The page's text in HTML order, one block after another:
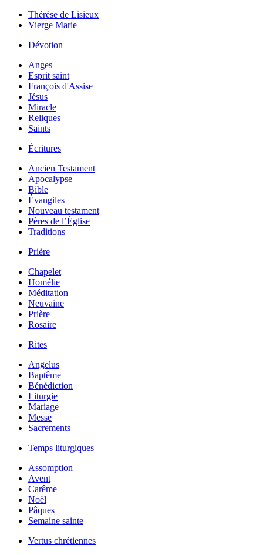
Thérèse de Lisieux
Vierge Marie
Dévotion
Anges
Esprit saint
François d'Assise
Jésus
Miracle
Reliques
Saints
Écritures
Ancien Testament
Apocalypse
Bible
Évangiles
Nouveau testament
Pères de l’Église
Traditions
Prière
Chapelet
Homélie
Méditation
Neuvaine
Prière
Rosaire
Rites
Angelus
Baptême
Bénédiction
Liturgie
Mariage
Messe
Sacrements
Temps liturgiques
Assomption
Avent
Carême
Noël
Pâques
Semaine sainte
Vertus chrétiennes